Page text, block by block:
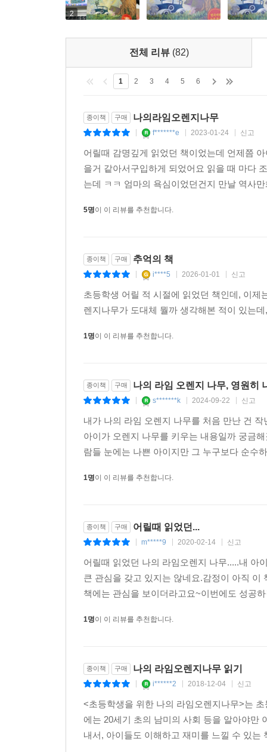
전체 리뷰(82)
종이책 구매 나의라임오렌지나무
| f*******e | 2023-01-24 | 신고
어릴때 감명깊게 읽었던 책이었는데 언제쯤
을거 같아서구입하게 되었어요 읽을 때 마다
종이책 구매 추억의 책
| i****5 | 2026-01-01 | 신고
초등학생 어릴 적 시절에 읽었던 책인데, 이
종이책 구매 나의 라임 오렌지 나무, 영원히
| s*******k | 2024-09-22 신고
내가 나의 라임 오렌지 나무를 처음 만난 건
아이가 오렌지 나무를 키우는 내용일까 궁금
종이책 구매 어릴때 읽었던...
| m*****9 | 2020-02-14 | 신고
어릴때 읽었던 나의 라임오렌지 나무.....내 아
큰 관심을 갖고 있지는 않네요.감정이 아직
종이책 구매 나의 라임오렌지나무 읽기
i******2 | 2018-12-04 | 신고
<초등학생을 위한 나의 라임오렌지나무>는
에는 20세기 초의 남미의 사회 등을 알아야만